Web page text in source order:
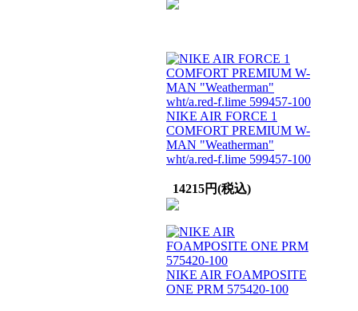
NIKE AIR FORCE 1
COMFORT PREMIUM W-
MAN "Weatherman"
wht/a.red-f.lime 599457-100
14215円(税込)
NIKE AIR FOAMPOSITE
ONE PRM 575420-100